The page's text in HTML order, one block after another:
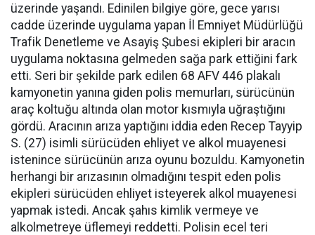
üzerinde yaşandı. Edinilen bilgiye göre, gece yarısı
cadde üzerinde uygulama yapan İl Emniyet Müdürlüğü
Trafik Denetleme ve Asayiş Şubesi ekipleri bir aracın
uygulama noktasına gelmeden sağa park ettiğini fark
etti. Seri bir şekilde park edilen 68 AFV 446 plakalı
kamyonetin yanına giden polis memurları, sürücünün
araç koltuğu altında olan motor kısmıyla uğraştığını
gördü. Aracının arıza yaptığını iddia eden Recep Tayyip
S. (27) isimli sürücüden ehliyet ve alkol muayenesi
istenince sürücünün arıza oyunu bozuldu. Kamyonetin
herhangi bir arızasının olmadığını tespit eden polis
ekipleri sürücüden ehliyet isteyerek alkol muayenesi
yapmak istedi. Ancak şahıs kimlik vermeye ve
alkolmetreye üflemeyi reddetti. Polisin ecel teri